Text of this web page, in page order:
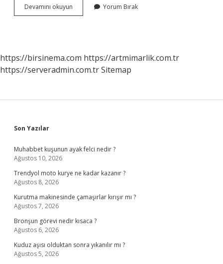
Devamını okuyun
Polat
Yorum Bırak
https://birsinema.com https://artmimarlik.com.tr
https://serveradmin.com.trSitemap
Sidebar
Son Yazılar
Muhabbet kuşunun ayak felci nedir ?
Ağustos 10, 2026
Trendyol moto kurye ne kadar kazanır ?
Ağustos 8, 2026
Kurutma makinesinde çamaşırlar kırışır mı ?
Ağustos 7, 2026
Bronşun görevi nedir kısaca ?
Ağustos 6, 2026
Kuduz aşısı olduktan sonra yıkanılır mı ?
Ağustos 5, 2026